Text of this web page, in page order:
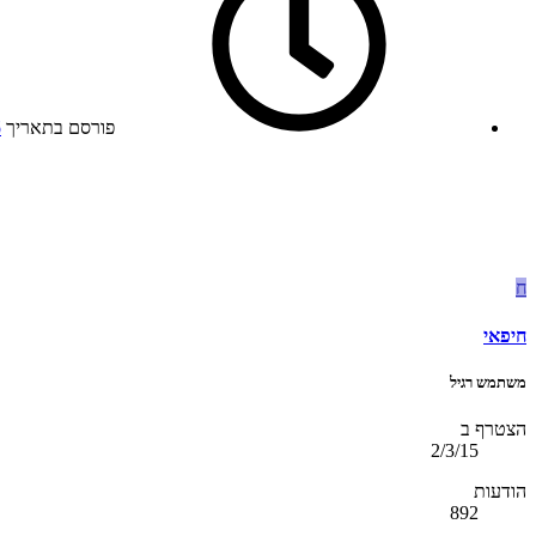
פורסם בתאריך
ח
חיפאי
משתמש רגיל
הצטרף ב
2/3/15
הודעות
892